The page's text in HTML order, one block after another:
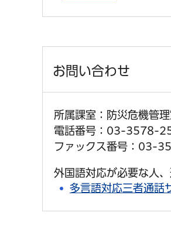
お問い合わせ
所属課室：防災危機管
電話番号：03-3578-
ファックス番号：03-
外国語対応が必要な人
多言語対応三者通話